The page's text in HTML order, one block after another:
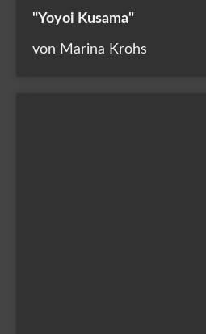
"Yoyoi Kusama"
von Marina Krohs